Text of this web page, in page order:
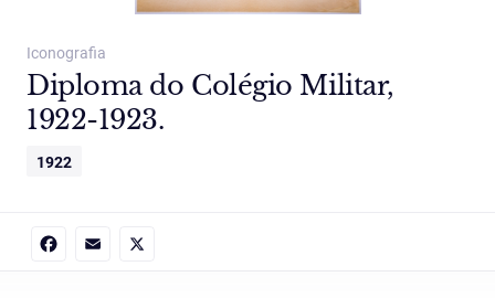
Iconografia
Diploma do Colégio Militar,
1922-1923.
1922